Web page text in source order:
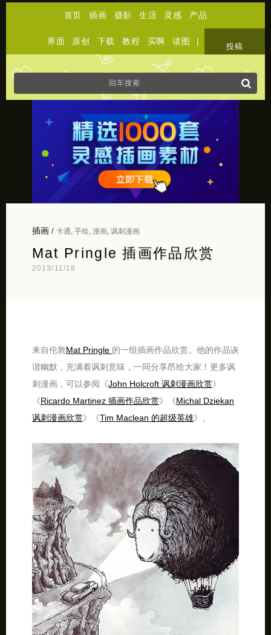
首页 插画 摄影 生活 灵感 产品
界面 原创 下载 教程 买啊 读图 |
投稿
插画/ 卡通 手绘, 漫画, 讽刺漫画
Mat Pringle 插画作品欣赏
2013/11/18
来自伦敦Mat Pringle 的一组插画作品欣赏。他的作品诙
谐幽默，充满着讽刺意味，一同分享昂给大家！更多讽
刺漫画，可以参阅《John Holcroft 讽刺漫画欣赏》
《Ricardo Martinez 插画作品欣赏》《Michal Dziekan
讽刺漫画欣赏》《Tim Maclean 的超级英雄》。